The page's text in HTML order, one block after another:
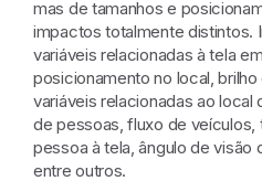
mas de tamanhos e
impactos totalmente distintos.
variáveis relacionadas à tela
posicionamento no local,
variáveis relacionadas ao
de pessoas, fluxo de
pessoa à tela, ângulo de visão
entre outros.